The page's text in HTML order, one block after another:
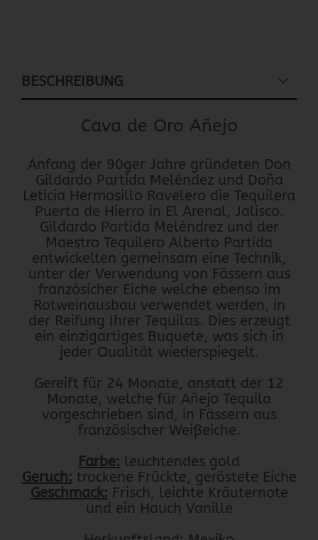
BESCHREIBUNG
Cava de Oro Añejo
Anfang der 90ger Jahre gründeten Don
Gildardo Partida Meléndez und Doña
Leticia Hermosillo Ravelero die Tequilera
Puerta de Hierro in El Arenal, Jalisco.
Gildardo Partida Meléndrez und der
Maestro Tequilero Alberto Partida
entwickelten gemeinsam eine Technik,
unter der Verwendung von Fässern aus
französicher Eiche welche ebenso im
Rotweinausbau verwendet werden, in
der Reifung Ihrer Tequilas. Dies erzeugt
ein einzigartiges Buquete, was sich in
jeder Qualität wiederspiegelt.
Gereift für 24 Monate, anstatt der 12
Monate, welche für Añejo Tequila
vorgeschrieben sind, in Fässern aus
französischer Weißeiche.
Farbe: leuchtendes gold
Geruch: trockene Frückte, geröstete Eiche
Geschmack: Frisch, leichte Kräuternote
und ein Hauch Vanille